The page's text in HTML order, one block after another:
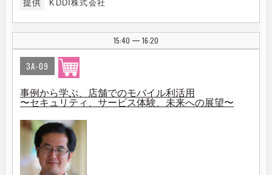
提供 KDDI株式会社
15:40 | 16:20
3A-09
事例から学ぶ、店舗でのモバイル利活用
〜セキュリティ、サービス体験、未来への展望〜